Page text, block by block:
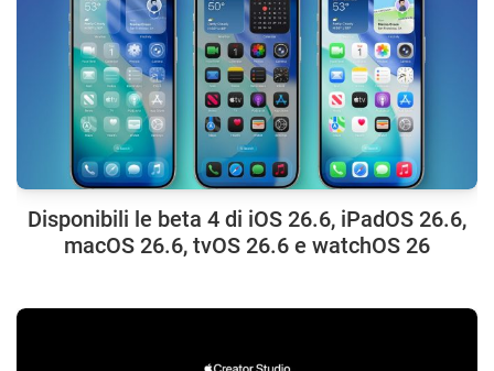
Disponibili le beta 4 di iOS 26.6, iPadOS 26.6,
macOS 26.6, tvOS 26.6 e watchOS 26